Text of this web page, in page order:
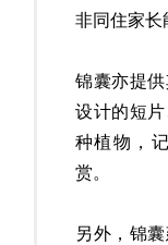
非同住家长
锦囊亦提
设计的短
种植物，
赏。
另外，锦